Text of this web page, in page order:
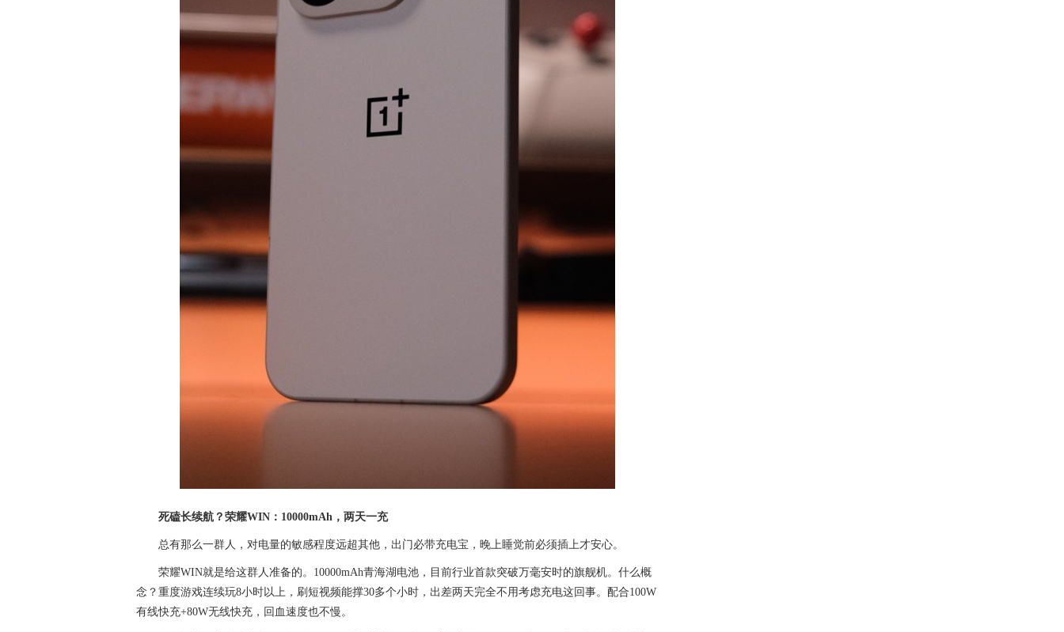
死磕长续航？荣耀WIN：10000mAh，两天一充
总有那么一群人，对电量的敏感程度远超其他，出门必带充电宝，晚上睡觉前必须插上才安心。
荣耀WIN就是给这群人准备的。10000mAh青海湖电池，目前行业首款突破万毫安时的旗舰机。什么概
念？重度游戏连续玩8小时以上，刷短视频能撑30多个小时，出差两天完全不用考虑充电这回事。配合100W
有线快充+80W无线快充，回血速度也不慢。